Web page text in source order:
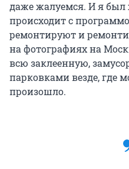
даже жалуемся. И я
происходит с
ремонтируют и
на фотографиях на
всю заклеенную,
парковками везде, где
произошло.